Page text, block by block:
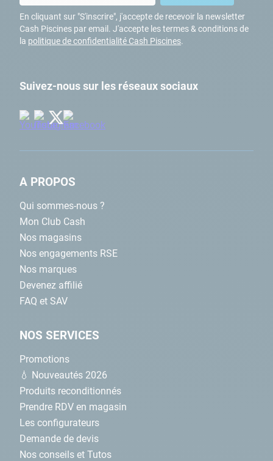
En cliquant sur "S'inscrire", j'accepte de recevoir la newsletter
Cash Piscines par email. J'accepte les termes & conditions de
la politique de confidentialité Cash Piscines.
Suivez-nous sur les réseaux sociaux
A PROPOS
Qui sommes-nous ?
Mon Club Cash
Nos magasins
Nos engagements RSE
Nos marques
Devenez affilié
FAQ et SAV
NOS SERVICES
Promotions
💧 Nouveautés 2026
Produits reconditionnés
Prendre RDV en magasin
Les configurateurs
Demande de devis
Nos conseils et Tutos